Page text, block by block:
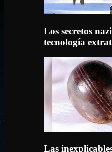
Los secretos
tecnología
Las